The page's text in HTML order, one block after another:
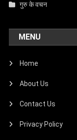
गुरु के वचन
MENU
Home
About Us
Contact Us
Privacy Policy